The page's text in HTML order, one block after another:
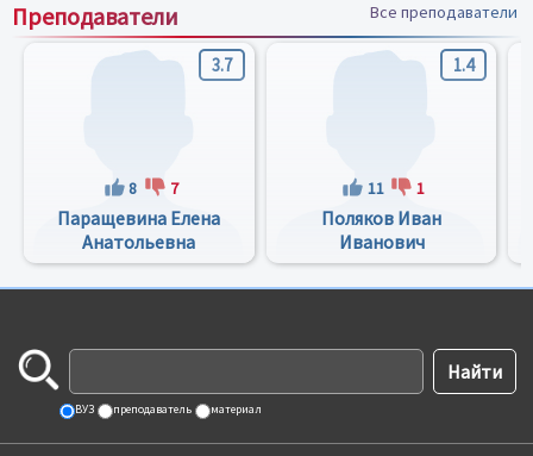
Преподаватели Все преподаватели
3.7
8 7
Паращевина Елена
Анатольевна
1.4
11 1
Поляков Иван
Иванович
ВУЗ преподаватель материал